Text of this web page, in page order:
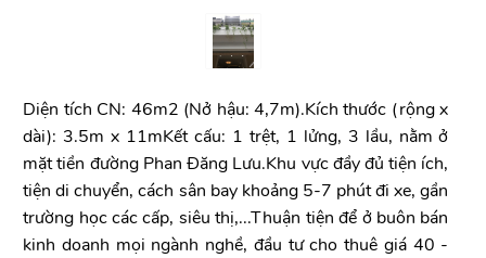
Diện tích CN: 46m2 (Nở hậu: 4,7m).Kích thước (rộng x
dài): 3.5m x 11mKết cấu: 1 trệt, 1 lửng, 3 lầu, nằm ở
mặt tiền đường Phan Đăng Lưu.Khu vực đầy đủ tiện ích,
tiện di chuyển, cách sân bay khoảng 5-7 phút đi xe, gần
trường học các cấp, siêu thị,...Thuận tiện để ở buôn bán
kinh doanh mọi ngành nghề, đầu tư cho thuê giá 40 -